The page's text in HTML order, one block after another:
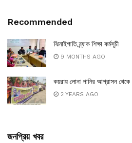
Recommended
ঝিনাইগাতি ব্র্যাক শিক্ষা কর্মসূচী
9 MONTHS AGO
কয়রায় লোনা পানির আগ্রাসন থেকে
2 YEARS AGO
জনপ্রিয় খবর